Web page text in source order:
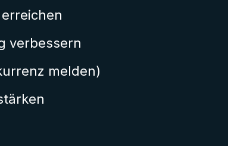
verbessern
melden)